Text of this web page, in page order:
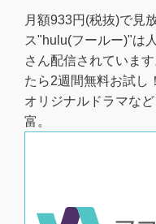
月額933円(税抜)で見
ス"hulu(フールー)"は
さん配信されていま
たら2週間無料お試し
オリジナルドラマな
富。